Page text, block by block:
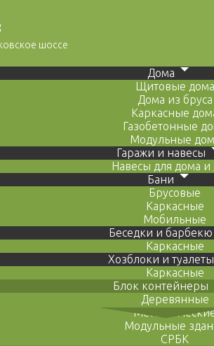
шоссе
Дома
Щитовые дома
Дома из бруса
Каркасные
Газобетонные
Модульные
Гаражи и навесы
Навесы для дома и
Бани
Брусовые
Каркасные
Мобильные
Беседки и барбекю
Каркасные
Хозблоки и туалеты
Каркасные
Блок контейнеры
Деревянные
Модульные
СРБК